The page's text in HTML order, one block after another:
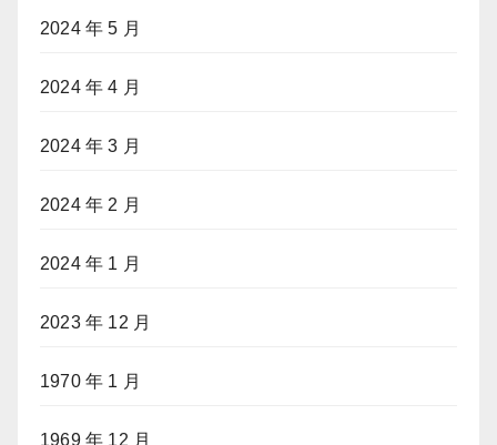
2024 年 5 月
2024 年 4 月
2024 年 3 月
2024 年 2 月
2024 年 1 月
2023 年 12 月
1970 年 1 月
1969 年 12 月